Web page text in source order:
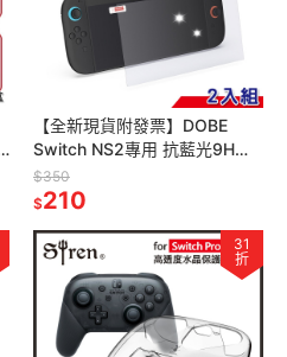
【全新現貨附發票】DOBE
Switch NS2專用 抗藍光9H鋼
化玻璃保護貼2入組 (TNS-
3166B) 貼膜神器
$350
$210
31
折